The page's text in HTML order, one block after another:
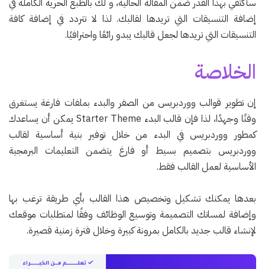
إضافة التنسيقات التي تريدها لقالبك. لذا لا تتردد في إضافة كافة
التنسيقات التي تريدها لجعل قالبك يبدو رائعًا واحترافيًا.
الخلاصة
إن تطوير قوالب ووردبريس من الصفر والبدء بملفات فارغة يستغرق
وقتًا وجهدًا، لذا فإن قالب البدء Starter Theme يمكن أن يساعدك
كمطور ووردبريس في البدء من خلال توفير بنية أساسية لقالب
ووردبريس بتصميم بسيط أو فارغ يتضمن التعليمات البرمجية
الأساسية لعمل القالب فقط.
بعدها يمكنك تشكيل وتخصيص هذا القالب بأي طريقة ترغب بها
وإضافة لمساتك التصميمة وتوسيع الوظائف وفقًا لمتطلبات موقعك
لإنشاء قالب جديد بالكامل بمرونة كبيرة وخلال فترة زمنية قصيرة.